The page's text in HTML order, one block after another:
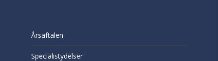
Årsaftalen
Specialistydelser